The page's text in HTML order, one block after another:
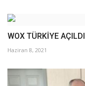
WOX TÜRKİYE AÇILDI
Haziran 8, 2021